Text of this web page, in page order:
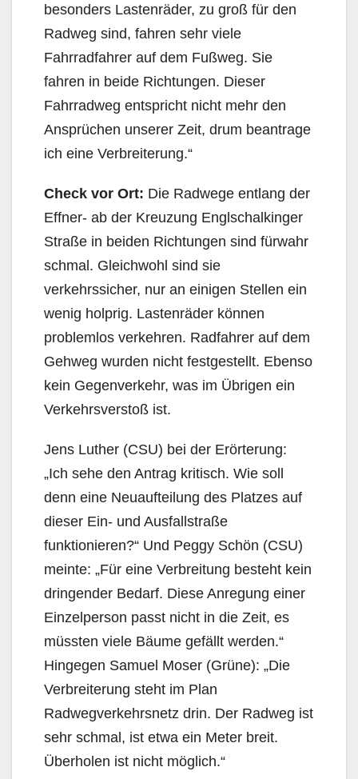
besonders Lastenräder, zu groß für den
Radweg sind, fahren sehr viele
Fahrradfahrer auf dem Fußweg. Sie
fahren in beide Richtungen. Dieser
Fahrradweg entspricht nicht mehr den
Ansprüchen unserer Zeit, drum beantrage
ich eine Verbreiterung.“
Check vor Ort: Die Radwege entlang der
Effner- ab der Kreuzung Englschalkinger
Straße in beiden Richtungen sind fürwahr
schmal. Gleichwohl sind sie
verkehrssicher, nur an einigen Stellen ein
wenig holprig. Lastenräder können
problemlos verkehren. Radfahrer auf dem
Gehweg wurden nicht festgestellt. Ebenso
kein Gegenverkehr, was im Übrigen ein
Verkehrsverstoß ist.
Jens Luther (CSU) bei der Erörterung:
„Ich sehe den Antrag kritisch. Wie soll
denn eine Neuaufteilung des Platzes auf
dieser Ein- und Ausfallstraße
funktionieren?“ Und Peggy Schön (CSU)
meinte: „Für eine Verbreitung besteht kein
dringender Bedarf. Diese Anregung einer
Einzelperson passt nicht in die Zeit, es
müssten viele Bäume gefällt werden.“
Hingegen Samuel Moser (Grüne): „Die
Verbreiterung steht im Plan
Radwegverkehrsnetz drin. Der Radweg ist
sehr schmal, ist etwa ein Meter breit.
Überholen ist nicht möglich.“